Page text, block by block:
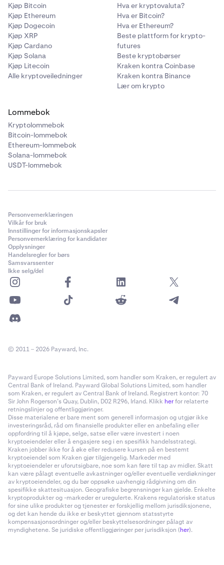
Kjøp Bitcoin
Kjøp Ethereum
Kjøp Dogecoin
Kjøp XRP
Kjøp Cardano
Kjøp Solana
Kjøp Litecoin
Alle kryptoveiledninger
Hva er kryptovaluta?
Hva er Bitcoin?
Hva er Ethereum?
Beste plattform for krypto-
futures
Beste kryptobørser
Kraken kontra Coinbase
Kraken kontra Binance
Lær om krypto
Lommebok
Kryptolommebok
Bitcoin-lommebok
Ethereum-lommebok
Solana-lommebok
USDT-lommebok
Personvernerklæringen
Vilkår for bruk
Innstillinger for informasjonskapsler
Personvernerklæring for kandidater
Opplysninger
Handelsregler for børs
Samsvarssenter
Ikke selg/del
© 2011 – 2026 Payward, Inc.
Payward Europe Solutions Limited, som handler som Kraken, er regulert av
Central Bank of Ireland. Payward Global Solutions Limited, som handler
som Kraken, er regulert av Central Bank of Ireland. Registrert kontor: 70
Sir John Rogerson’s Quay, Dublin, D02 R296, Irland. Klikk herfor relaterte
retningslinjer og offentliggjøringer.
Disse materialene er bare ment som generell informasjon og utgjør ikke
investeringsråd, råd om finansielle produkter eller en anbefaling eller
oppfordring til å kjøpe, selge, satse eller være investert i noen
kryptoeiendeler eller å engasjere seg i en spesifikk handelsstrategi.
Kraken jobber ikke for å øke eller redusere kursen på en bestemt
kryptoeiendel som Kraken gjør tilgjengelig. Markeder med
kryptoeiendeler er uforutsigbare, noe som kan føre til tap av midler. Skatt
kan være pålagt eventuelle avkastninger og/eller eventuelle verdiøkninger
av kryptoeiendeler, og du bør oppsøke uavhengig rådgivning om din
spesifikke skattesituasjon. Geografiske begrensninger kan gjelde. Enkelte
kryptoprodukter og -markeder er uregulerte. Krakens regulatoriske status
for sine ulike produkter og tjenester er forskjellig mellom jurisdiksjonene,
og det kan hende du ikke er beskyttet gjennom statsstyrte
kompensasjonsordninger og/eller beskyttelsesordninger pålagt av
myndighetene. Se juridiske offentliggjøringer per jurisdiksjon (her).